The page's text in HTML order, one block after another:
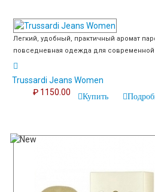
Легкий, удобный, практичный аромат
повседневная одежда для
Trussardi Jeans Women
₽ 1150.00
Купить